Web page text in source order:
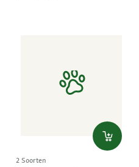
2 Soorten